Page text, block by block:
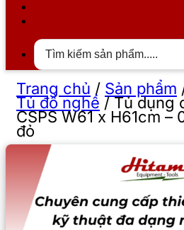
Trang chủ / Sản phẩm
Tủ đồ nghề /Tủ dụng
CSPS W61 x H61cm –
đỏ